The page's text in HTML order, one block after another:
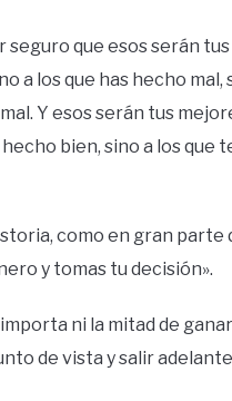
seguro que esos serán
a los que has hecho mal,
Y esos serán tus
hecho bien, sino a los que
como en gran parte
y tomas tu decisión».
importa ni la mitad de
de vista y salir